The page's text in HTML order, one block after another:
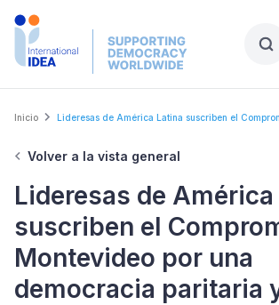
Skip
Breadcrumb
Inicio Lideresas de América Latina suscriben el
Volver a la vista general
Lideresas de
suscriben el
Montevideo por una
democracia paritaria